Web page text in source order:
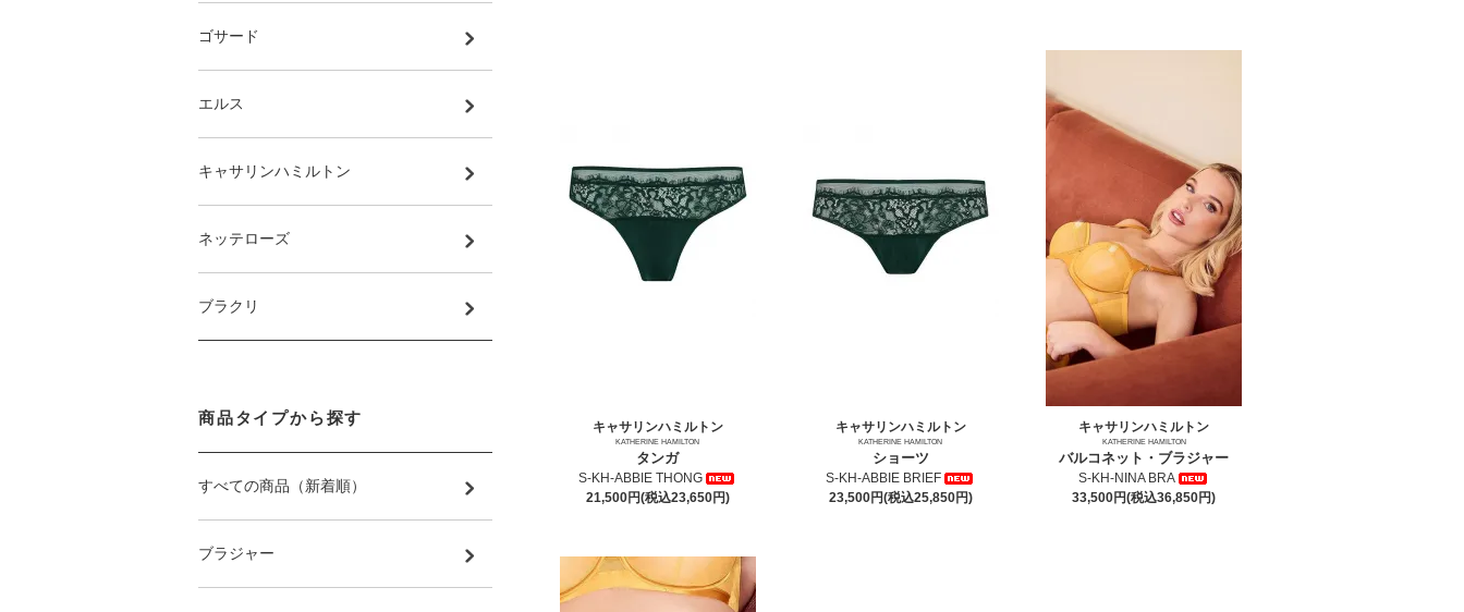
キャサリンハミルトン
KATHERINE HAMILTON
タンガ
S-KH-ABBIE THONG
21,500円(税込23,650円)
キャサリンハミルトン
KATHERINE HAMILTON
ショーツ
S-KH-ABBIE BRIEF
23,500円(税込25,850円)
キャサリンハミルトン
KATHERINE HAMILTON
バルコネット・ブラジャー
S-KH-NINA BRA
33,500円(税込36,850円)
ゴサード
エルス
キャサリンハミルトン
ネッテローズ
ブラクリ
商品タイプから探す
すべての商品（新着順）
ブラジャー